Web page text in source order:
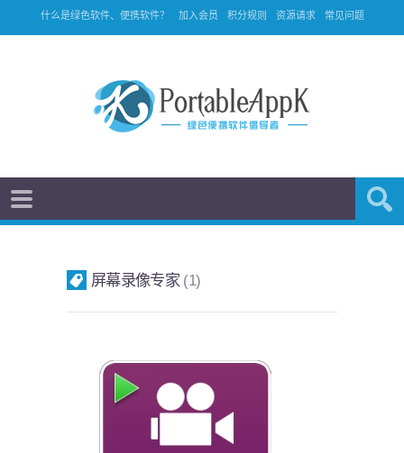
什么是绿色软件、便携软件？ 加入会员 积分规则 资源请求 常见问题
屏幕录像专家 1